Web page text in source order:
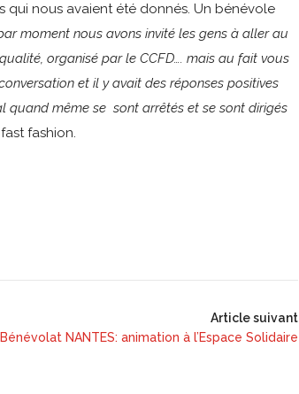
qui nous avaient été donnés. Un bénévole
moment nous avons invité les gens à aller au
organisé par le CCFD…. mais au fait vous
et il y avait des réponses positives
quand même se sont arrêtés et se sont dirigés
fashion.
Article suivant
Bénévolat NANTES: animation à l’Espace Solidaire